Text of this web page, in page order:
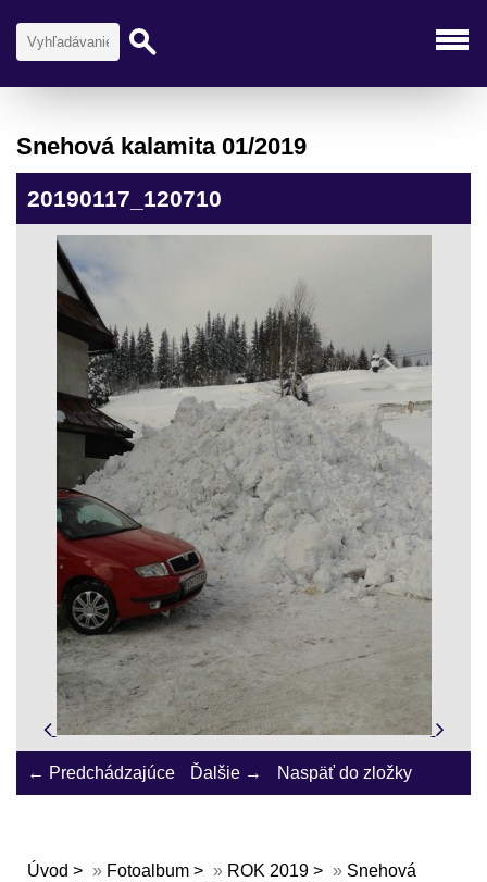
Snehová kalamita 01/2019
20190117_120710
← Predchádzajúce Ďalšie → Naspäť do zložky
Úvod » Fotoalbum » ROK 2019 » Snehová